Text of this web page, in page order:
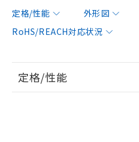
定格/性能 外形図
RoHS/REACH対応状況
定格/性能